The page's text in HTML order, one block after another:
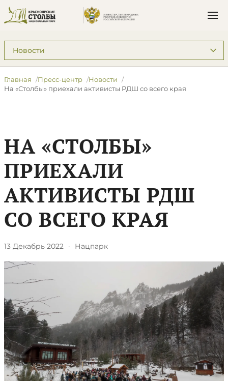
Подразделы: Пресс-центр
Главная Пресс-центр
Новости
​На «Столбы» приехали активисты РДШ со всего края
​НА «СТОЛБЫ»
ПРИЕХАЛИ
АКТИВИСТЫ РДШ
СО ВСЕГО КРАЯ
13 Декабрь 2022 · Нацпарк